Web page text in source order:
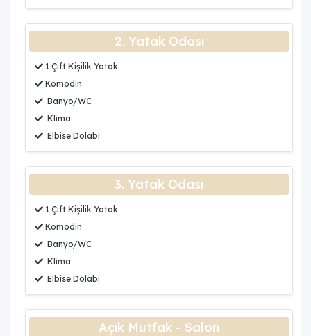
2. Yatak Odası
1 Çift Kişilik Yatak
Komodin
Banyo/WC
Klima
Elbise Dolabı
3. Yatak Odası
1 Çift Kişilik Yatak
Komodin
Banyo/WC
Klima
Elbise Dolabı
Açık Mutfak - Salon